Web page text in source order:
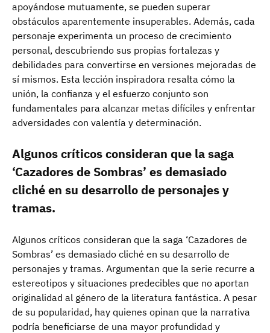
apoyándose mutuamente, se pueden superar
obstáculos aparentemente insuperables. Además, cada
personaje experimenta un proceso de crecimiento
personal, descubriendo sus propias fortalezas y
debilidades para convertirse en versiones mejoradas de
sí mismos. Esta lección inspiradora resalta cómo la
unión, la confianza y el esfuerzo conjunto son
fundamentales para alcanzar metas difíciles y enfrentar
adversidades con valentía y determinación.
Algunos críticos consideran que la saga
‘Cazadores de Sombras’ es demasiado
cliché en su desarrollo de personajes y
tramas.
Algunos críticos consideran que la saga ‘Cazadores de
Sombras’ es demasiado cliché en su desarrollo de
personajes y tramas. Argumentan que la serie recurre a
estereotipos y situaciones predecibles que no aportan
originalidad al género de la literatura fantástica. A pesar
de su popularidad, hay quienes opinan que la narrativa
podría beneficiarse de una mayor profundidad y